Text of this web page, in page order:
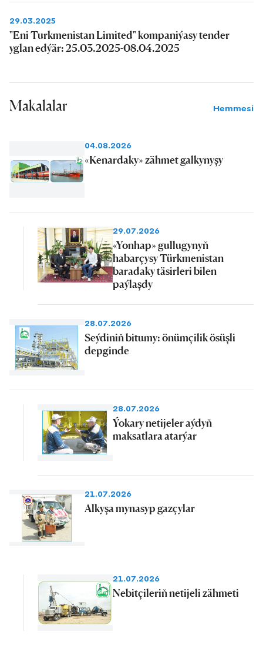
29.03.2025
"Eni Turkmenistan Limited" kompaniýasy tender
yglan edýär: 25.03.2025-08.04.2025
Makalalar Hemmesi
04.08.2026
«Kenardaky» zähmet galkynyşy
29.07.2026
«Yonhap» gullugynyň
habarçysy Türkmenistan
baradaky täsirleri bilen
paýlaşdy
28.07.2026
Seýdiniň bitumy: önümçilik ösüşli
depginde
28.07.2026
Ýokary netijeler aýdyň
maksatlara atarýar
21.07.2026
Alkyşa mynasyp gazçylar
21.07.2026
Nebitçileriň netijeli zähmeti